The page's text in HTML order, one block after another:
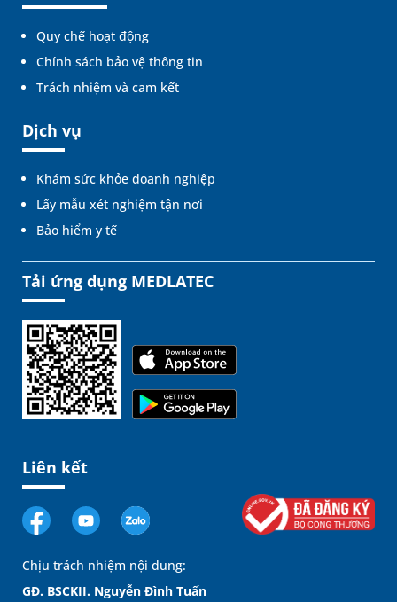
Quy chế hoạt động
Chính sách bảo vệ thông tin
Trách nhiệm và cam kết
Dịch vụ
Khám sức khỏe doanh nghiệp
Lấy mẫu xét nghiệm tận nơi
Bảo hiểm y tế
Tải ứng dụng MEDLATEC
Liên kết
Chịu trách nhiệm nội dung:
GĐ. BSCKII. Nguyễn Đình Tuấn